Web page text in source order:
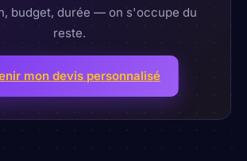
budget, durée — on s'occupe du
reste.
mon devis personnalisé